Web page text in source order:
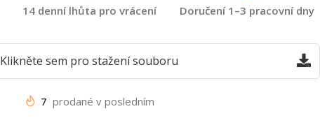
14 denní lhůta pro vrácení Doručení 1–3 pracovní dny
Klikněte sem pro stažení souboru
7 prodané v posledním